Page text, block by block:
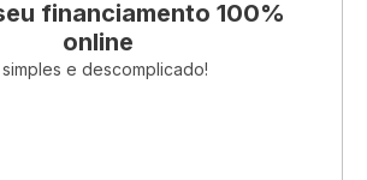
financiamento 100%
online
simples e descomplicado!